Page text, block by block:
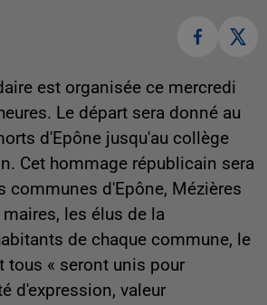
est organisée ce mercredi
Le départ sera donné au
d'Epône jusqu'au collège
Cet hommage républicain sera
communes d'Epône, Mézières
les élus de la
de chaque commune, le
tous « seront unis pour
d'expression, valeur